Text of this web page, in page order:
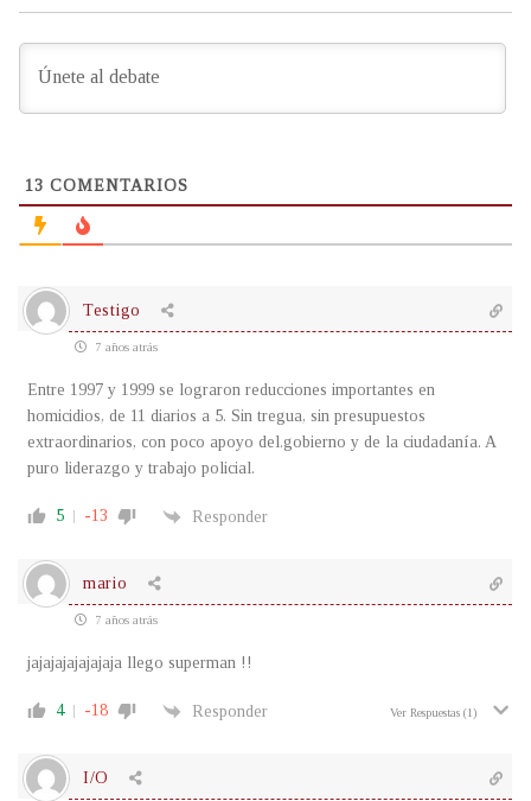
13 COMENTARIOS
Testigo
7 años atrás
Entre 1997 y 1999 se lograron reducciones importantes en
homicidios, de 11 diarios a 5. Sin tregua, sin presupuestos
extraordinarios, con poco apoyo del.gobierno y de la ciudadanía. A
puro liderazgo y trabajo policial.
5 -13 Responder
mario
7 años atrás
jajajajajajajaja llego superman !!
4 -18 Responder Ver Respuestas (1)
I/O